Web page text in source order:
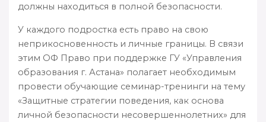
должны находиться в полной безопасности.
У каждого подростка есть право на свою
неприкосновенность и личные границы. В связи
этим ОФ Право при поддержке ГУ «Управления
образования г. Астана» полагает необходимым
провести обучающие семинар-тренинги на тему
«Защитные стратегии поведения, как основа
личной безопасности несовершеннолетних» для